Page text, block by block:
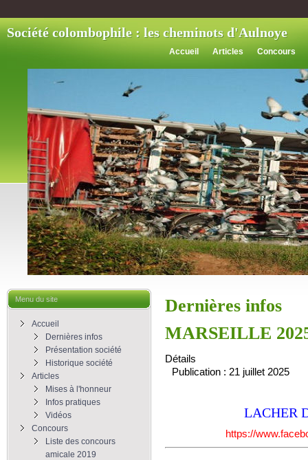
Société colombophile : les cheminots d'Aulnoye
Accueil Articles Concours
Menu du site
Accueil
Dernières infos
Présentation société
Historique société
Articles
Mises à l'honneur
Infos pratiques
Vidéos
Concours
Liste des concours
amicale 2019
Dernières infos
MARSEILLE
Détails
Publication : 21 juillet 2025
LACHER
https://